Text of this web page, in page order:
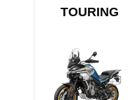
TOURING